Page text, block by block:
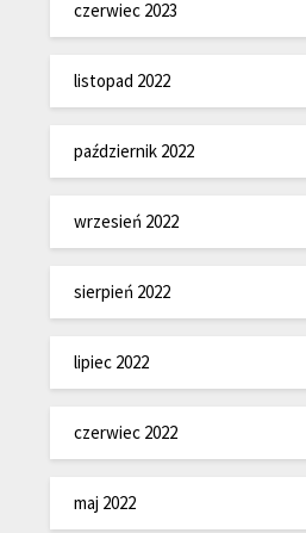
czerwiec 2023
listopad 2022
październik 2022
wrzesień 2022
sierpień 2022
lipiec 2022
czerwiec 2022
maj 2022